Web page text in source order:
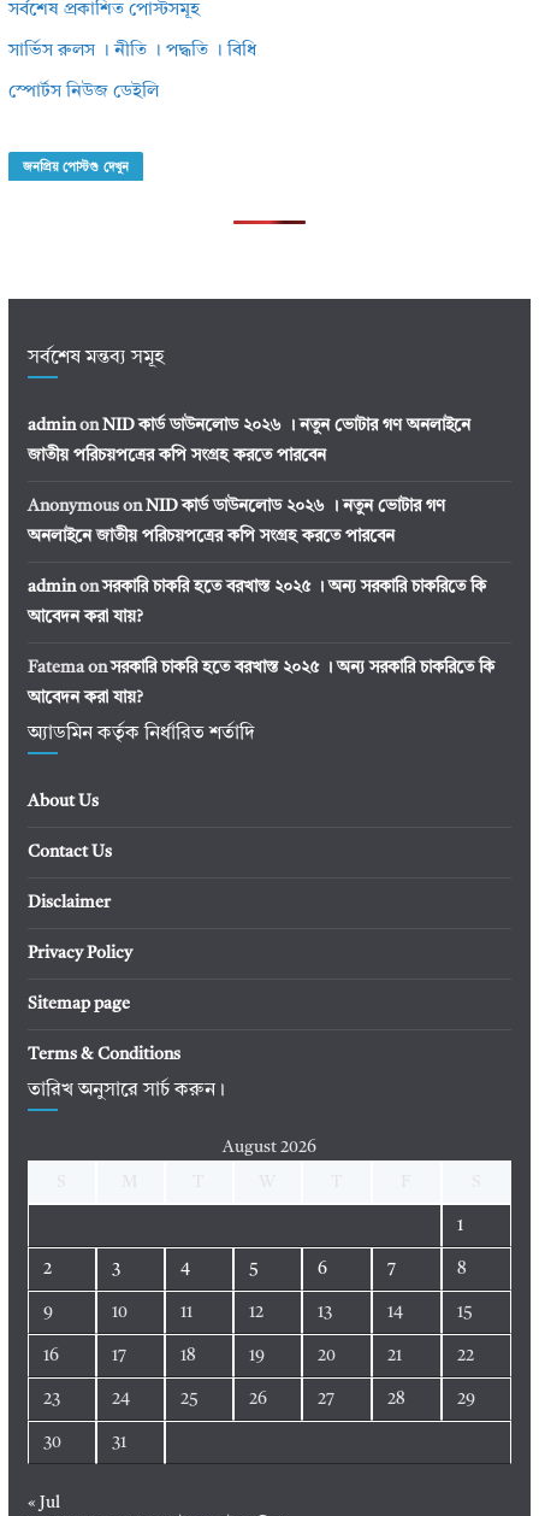
সর্বশেষ প্রকাশিত পোস্টসমূহ
সার্ভিস রুলস । নীতি । পদ্ধতি । বিধি
স্পোর্টস নিউজ ডেইলি
জনপ্রিয় পোস্টগু দেখুন
সর্বশেষ মন্তব্য সমূহ
adminonNID কার্ড ডাউনলোড ২০২৬ । নতুন ভোটার গণ অনলাইনে
জাতীয় পরিচয়পত্রের কপি সংগ্রহ করতে পারবেন
AnonymousonNID কার্ড ডাউনলোড ২০২৬ । নতুন ভোটার গণ
অনলাইনে জাতীয় পরিচয়পত্রের কপি সংগ্রহ করতে পারবেন
adminonসরকারি চাকরি হতে বরখাস্ত ২০২৫ । অন্য সরকারি চাকরিতে কি
আবেদন করা যায়?
Fatemaonসরকারি চাকরি হতে বরখাস্ত ২০২৫ । অন্য সরকারি চাকরিতে কি
আবেদন করা যায়?
অ্যাডমিন কর্তৃক নির্ধারিত শর্তাদি
About Us
Contact Us
Disclaimer
Privacy Policy
Sitemap page
Terms & Conditions
তারিখ অনুসারে সার্চ করুন।
August 2026
1
2 3 4 5 6 7 8
9 10 11 12 13 14 15
16 17 18 19 20 21 22
23 24 25 26 27 28 29
30 31
« Jul